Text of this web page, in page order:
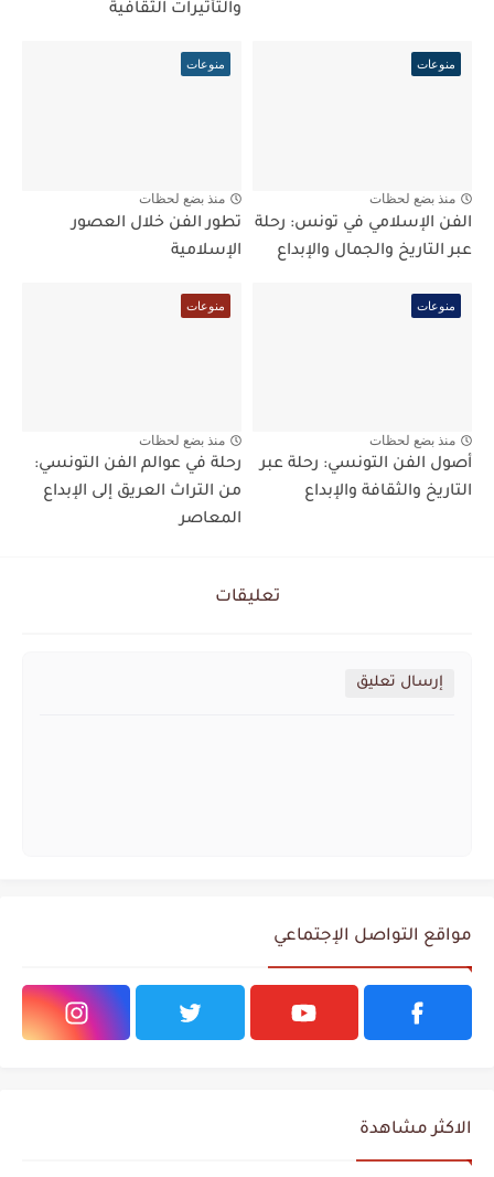
والتأثيرات الثقافية
منوعات
منذ بضع لحظات
الفن الإسلامي في تونس: رحلة
عبر التاريخ والجمال والإبداع
منوعات
منذ بضع لحظات
تطور الفن خلال العصور
الإسلامية
منوعات
منذ بضع لحظات
أصول الفن التونسي: رحلة عبر
التاريخ والثقافة والإبداع
منوعات
منذ بضع لحظات
رحلة في عوالم الفن التونسي:
من التراث العريق إلى الإبداع
المعاصر
تعليقات
إرسال تعليق
مواقع التواصل الإجتماعي
الاكثر مشاهدة